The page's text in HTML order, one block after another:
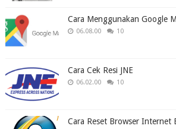
Cara Menggunakan Google
06.08.00 10
Cara Cek Resi JNE
06.02.00 10
Cara Reset Browser Internet